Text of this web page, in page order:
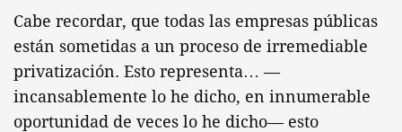
Cabe recordar, que todas las empresas públicas
están sometidas a un proceso de irremediable
privatización. Esto representa… —
incansablemente lo he dicho, en innumerable
oportunidad de veces lo he dicho— esto